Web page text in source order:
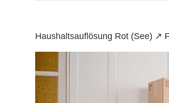
Haushaltsauflösung Rot (See) ↗️